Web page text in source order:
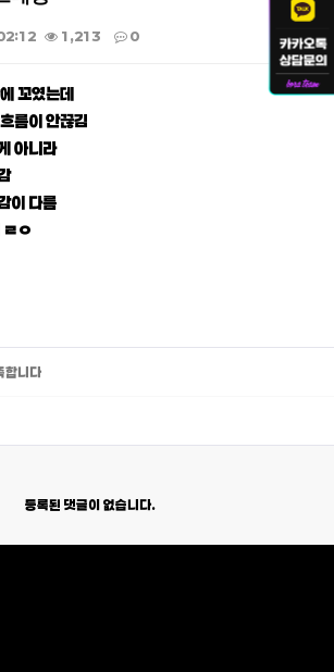
1,213 0
꼬였는데
름이 안끊김
아니라
이 다름
ㅇ
합니다
등록된 댓글이 없습니다.